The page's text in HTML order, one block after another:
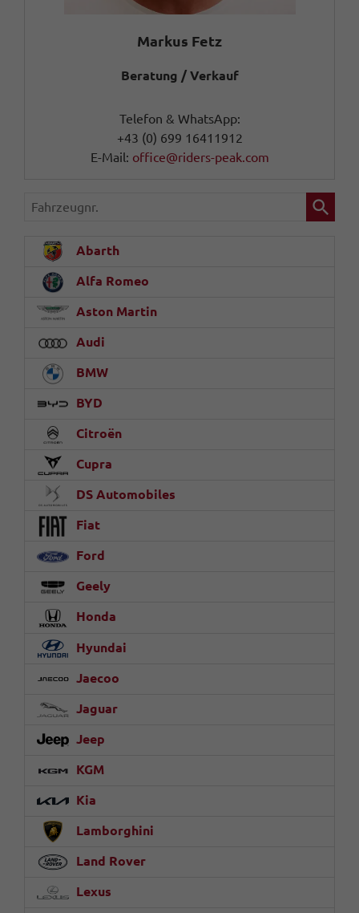
Markus Fetz
Beratung / Verkauf
Telefon & WhatsApp:
+43 (0) 699 16411912
E-Mail: office@riders-peak.com
Fahrzeugnr.
Abarth
Alfa Romeo
Aston Martin
Audi
BMW
BYD
Citroën
Cupra
DS Automobiles
Fiat
Ford
Geely
Honda
Hyundai
Jaecoo
Jaguar
Jeep
KGM
Kia
Lamborghini
Land Rover
Lexus